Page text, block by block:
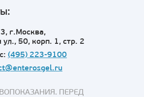
г.Москва,
50, корп. 1, стр. 2
(495) 223-9100
ПЕРЕД